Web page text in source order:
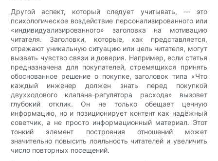
Другой аспект, который следует учитывать, — это
психологическое воздействие персонализированного или
«индивидуализированного» заголовка на мотивацию
читателя. Заголовки, которые, как представляется,
отражают уникальную ситуацию или цель читателя, могут
вызвать чувство связи и доверия. Например, если статья
предназначена для покупателей, стремящихся принять
обоснованное решение о покупке, заголовок типа «Что
каждый инженер должен знать перед покупкой
двухходового клапана-регулятора расхода» вызовет
глубокий отклик. Он не только обещает ценную
информацию, но и позиционирует контент как надёжный
советчик, а не просто информационный материал. Этот
тонкий элемент построения отношений может
значительно повысить лояльность читателей и увеличить
число повторных посещений.